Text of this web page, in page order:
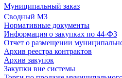
Муниципальный заказ
Сводный МЗ
Нормативные документы
Информация о закупках по 44-ФЗ
Отчет о размещении
Архив реестра контрактов
Архив закупок
Закупки вне системы